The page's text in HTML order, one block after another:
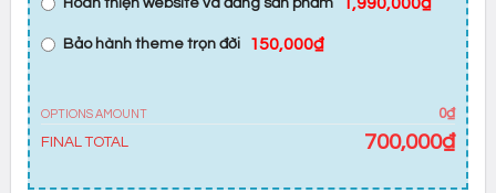
Hoàn thiện website và đăng sản phẩm
Bảo hành theme trọn đời 150,000₫
OPTIONS AMOUNT
0₫
FINAL TOTAL
700,000₫